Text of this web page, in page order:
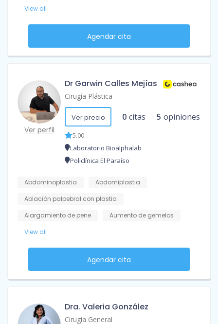
View all
Agendar cita
Ver perfil
Dr Garwin Calles Mejías
Cirugía Plástica
Ver precio 0 citas 5 opiniones
5.00
Laboratorio Bioalphalab
Policlínica El Paraíso
Abdominoplastia
Abdomiplastia
Ablación palpebral con plastia
Alargamiento de pene
Aumento de gemelos
View all
Agendar cita
Dra. Valeria González
Cirugía General